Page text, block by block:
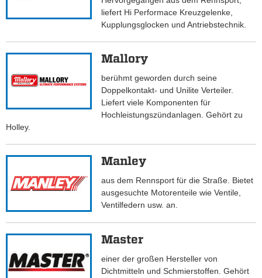
liefert Hi Performace Kreuzgelenke,
Kupplungsglocken und Antriebstechnik.
Mallory
berühmt geworden durch seine
Doppelkontakt- und Unilite Verteiler.
Liefert viele Komponenten für
Hochleistungszündanlagen. Gehört zu
Holley.
Manley
aus dem Rennsport für die Straße. Bietet
ausgesuchte Motorenteile wie Ventile,
Ventilfedern usw. an.
Master
einer der großen Hersteller von
Dichtmitteln und Schmierstoffen. Gehört